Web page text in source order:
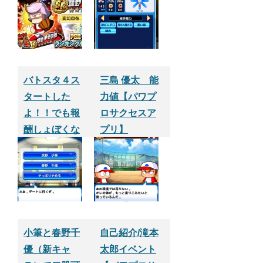
リ】
バトスタ４ス
タートした
よ！！でも報
酬しょぼくな
いっすかね？
【パワプロサ
クセスアプ
リ】
三島 優太 能
力値【パワプ
ロサクセスア
プリ】
小筆と春野千
優（新キャ
自己紹介/滝本
太郎イベント